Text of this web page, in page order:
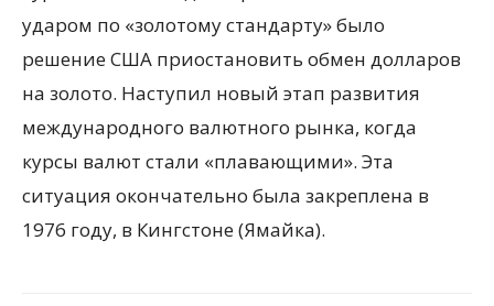
ударом по «золотому стандарту» было
решение США приостановить обмен долларов
на золото. Наступил новый этап развития
международного валютного рынка, когда
курсы валют стали «плавающими». Эта
ситуация окончательно была закреплена в
1976 году, в Кингстоне (Ямайка).